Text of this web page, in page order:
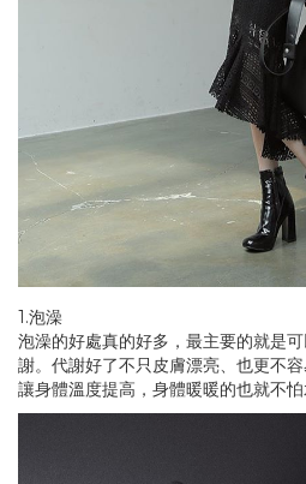
1.泡澡
泡澡的好處真的好多，最主要的就是
謝。代謝好了不只皮膚漂亮、也更不
讓身體溫度提高，身體暖暖的也就不怕